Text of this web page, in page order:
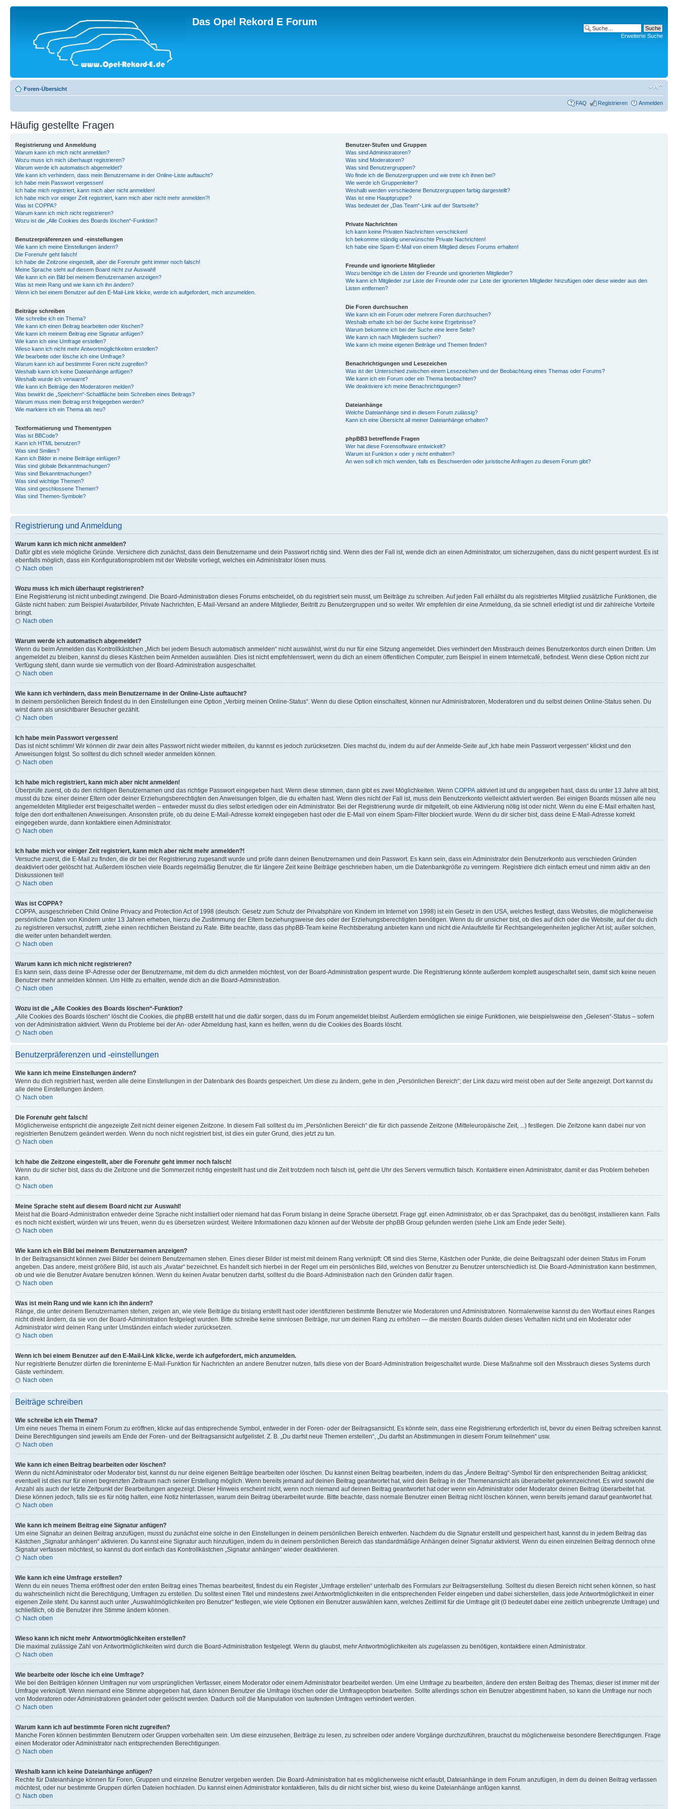
Das Opel Rekord E Forum
Erweiterte Suche
Foren-Übersicht
FAQ Registrieren Anmelden
Häufig gestellte Fragen
Registrierung und Anmeldung
Warum kann ich mich nicht anmelden?
Wozu muss ich mich überhaupt registrieren?
Warum werde ich automatisch abgemeldet?
Wie kann ich verhindern, dass mein Benutzername in der Online-Liste auftaucht?
Ich habe mein Passwort vergessen!
Ich habe mich registriert, kann mich aber nicht anmelden!
Ich habe mich vor einiger Zeit registriert, kann mich aber nicht mehr anmelden?!
Was ist COPPA?
Warum kann ich mich nicht registrieren?
Wozu ist die „Alle Cookies des Boards löschen“-Funktion?
Benutzerpräferenzen und -einstellungen
Wie kann ich meine Einstellungen ändern?
Die Forenuhr geht falsch!
Ich habe die Zeitzone eingestellt, aber die Forenuhr geht immer noch falsch!
Meine Sprache steht auf diesem Board nicht zur Auswahl!
Wie kann ich ein Bild bei meinem Benutzernamen anzeigen?
Was ist mein Rang und wie kann ich ihn ändern?
Wenn ich bei einem Benutzer auf den E-Mail-Link klicke, werde ich aufgefordert, mich anzumelden.
Beiträge schreiben
Wie schreibe ich ein Thema?
Wie kann ich einen Beitrag bearbeiten oder löschen?
Wie kann ich meinem Beitrag eine Signatur anfügen?
Wie kann ich eine Umfrage erstellen?
Wieso kann ich nicht mehr Antwortmöglichkeiten erstellen?
Wie bearbeite oder lösche ich eine Umfrage?
Warum kann ich auf bestimmte Foren nicht zugreifen?
Weshalb kann ich keine Dateianhänge anfügen?
Weshalb wurde ich verwarnt?
Wie kann ich Beiträge den Moderatoren melden?
Was bewirkt die „Speichern“-Schaltfläche beim Schreiben eines Beitrags?
Warum muss mein Beitrag erst freigegeben werden?
Wie markiere ich ein Thema als neu?
Textformatierung und Thementypen
Was ist BBCode?
Kann ich HTML benutzen?
Was sind Smilies?
Kann ich Bilder in meine Beiträge einfügen?
Was sind globale Bekanntmachungen?
Was sind Bekanntmachungen?
Was sind wichtige Themen?
Was sind geschlossene Themen?
Was sind Themen-Symbole?
Benutzer-Stufen und Gruppen
Was sind Administratoren?
Was sind Moderatoren?
Was sind Benutzergruppen?
Wo finde ich die Benutzergruppen und wie trete ich ihnen bei?
Wie werde ich Gruppenleiter?
Weshalb werden verschiedene Benutzergruppen farbig dargestellt?
Was ist eine Hauptgruppe?
Was bedeutet der „Das Team“-Link auf der Startseite?
Private Nachrichten
Ich kann keine Privaten Nachrichten verschicken!
Ich bekomme ständig unerwünschte Private Nachrichten!
Ich habe eine Spam-E-Mail von einem Mitglied dieses Forums erhalten!
Freunde und ignorierte Mitglieder
Wozu benötige ich die Listen der Freunde und ignorierten Mitglieder?
Wie kann ich Mitglieder zur Liste der Freunde oder zur Liste der ignorierten Mitglieder hinzufügen oder diese wieder aus den
Listen entfernen?
Die Foren durchsuchen
Wie kann ich ein Forum oder mehrere Foren durchsuchen?
Weshalb erhalte ich bei der Suche keine Ergebnisse?
Warum bekomme ich bei der Suche eine leere Seite?
Wie kann ich nach Mitgliedern suchen?
Wie kann ich meine eigenen Beiträge und Themen finden?
Benachrichtigungen und Lesezeichen
Was ist der Unterschied zwischen einem Lesezeichen und der Beobachtung eines Themas oder Forums?
Wie kann ich ein Forum oder ein Thema beobachten?
Wie deaktiviere ich meine Benachrichtigungen?
Dateianhänge
Welche Dateianhänge sind in diesem Forum zulässig?
Kann ich eine Übersicht all meiner Dateianhänge erhalten?
phpBB3 betreffende Fragen
Wer hat diese Forensoftware entwickelt?
Warum ist Funktion x oder y nicht enthalten?
An wen soll ich mich wenden, falls es Beschwerden oder juristische Anfragen zu diesem Forum gibt?
Registrierung und Anmeldung
Warum kann ich mich nicht anmelden?
Dafür gibt es viele mögliche Gründe. Versichere dich zunächst, dass dein Benutzername und dein Passwort richtig sind. Wenn dies der Fall ist, wende dich an einen Administrator, um sicherzugehen, dass du nicht gesperrt wurdest. Es ist
ebenfalls möglich, dass ein Konfigurationsproblem mit der Website vorliegt, welches ein Administrator lösen muss.
Nach oben
Wozu muss ich mich überhaupt registrieren?
Eine Registrierung ist nicht unbedingt zwingend. Die Board-Administration dieses Forums entscheidet, ob du registriert sein musst, um Beiträge zu schreiben. Auf jeden Fall erhältst du als registriertes Mitglied zusätzliche Funktionen, die
Gäste nicht haben: zum Beispiel Avatarbilder, Private Nachrichten, E-Mail-Versand an andere Mitglieder, Beitritt zu Benutzergruppen und so weiter. Wir empfehlen dir eine Anmeldung, da sie schnell erledigt ist und dir zahlreiche Vorteile
bringt.
Nach oben
Warum werde ich automatisch abgemeldet?
Wenn du beim Anmelden das Kontrollkästchen „Mich bei jedem Besuch automatisch anmelden“ nicht auswählst, wirst du nur für eine Sitzung angemeldet. Dies verhindert den Missbrauch deines Benutzerkontos durch einen Dritten. Um
angemeldet zu bleiben, kannst du dieses Kästchen beim Anmelden auswählen. Dies ist nicht empfehlenswert, wenn du dich an einem öffentlichen Computer, zum Beispiel in einem Internetcafé, befindest. Wenn diese Option nicht zur
Verfügung steht, dann wurde sie vermutlich von der Board-Administration ausgeschaltet.
Nach oben
Wie kann ich verhindern, dass mein Benutzername in der Online-Liste auftaucht?
In deinem persönlichen Bereich findest du in den Einstellungen eine Option „Verbirg meinen Online-Status“. Wenn du diese Option einschaltest, können nur Administratoren, Moderatoren und du selbst deinen Online-Status sehen. Du
wirst dann als unsichtbarer Besucher gezählt.
Nach oben
Ich habe mein Passwort vergessen!
Das ist nicht schlimm! Wir können dir zwar dein altes Passwort nicht wieder mitteilen, du kannst es jedoch zurücksetzen. Dies machst du, indem du auf der Anmelde-Seite auf „Ich habe mein Passwort vergessen“ klickst und den
Anweisungen folgst. So solltest du dich schnell wieder anmelden können.
Nach oben
Ich habe mich registriert, kann mich aber nicht anmelden!
Überprüfe zuerst, ob du den richtigen Benutzernamen und das richtige Passwort eingegeben hast. Wenn diese stimmen, dann gibt es zwei Möglichkeiten. Wenn COPPA aktiviert ist und du angegeben hast, dass du unter 13 Jahre alt bist,
musst du bzw. einer deiner Eltern oder deiner Erziehungsberechtigten den Anweisungen folgen, die du erhalten hast. Wenn dies nicht der Fall ist, muss dein Benutzerkonto vielleicht aktiviert werden. Bei einigen Boards müssen alle neu
angemeldeten Mitglieder erst freigeschaltet werden – entweder musst du dies selbst erledigen oder ein Administrator. Bei der Registrierung wurde dir mitgeteilt, ob eine Aktivierung nötig ist oder nicht. Wenn du eine E-Mail erhalten hast,
folge den dort enthaltenen Anweisungen. Ansonsten prüfe, ob du deine E-Mail-Adresse korrekt eingegeben hast oder die E-Mail von einem Spam-Filter blockiert wurde. Wenn du dir sicher bist, dass deine E-Mail-Adresse korrekt
eingegeben wurde, dann kontaktiere einen Administrator.
Nach oben
Ich habe mich vor einiger Zeit registriert, kann mich aber nicht mehr anmelden?!
Versuche zuerst, die E-Mail zu finden, die dir bei der Registrierung zugesandt wurde und prüfe dann deinen Benutzernamen und dein Passwort. Es kann sein, dass ein Administrator dein Benutzerkonto aus verschieden Gründen
deaktiviert oder gelöscht hat. Außerdem löschen viele Boards regelmäßig Benutzer, die für längere Zeit keine Beiträge geschrieben haben, um die Datenbankgröße zu verringern. Registriere dich einfach erneut und nimm aktiv an den
Diskussionen teil!
Nach oben
Was ist COPPA?
COPPA, ausgeschrieben Child Online Privacy and Protection Act of 1998 (deutsch: Gesetz zum Schutz der Privatsphäre von Kindern im Internet von 1998) ist ein Gesetz in den USA, welches festlegt, dass Websites, die möglicherweise
persönliche Daten von Kindern unter 13 Jahren erheben, hierzu die Zustimmung der Eltern beziehungsweise des oder der Erziehungsberechtigten benötigen. Wenn du dir unsicher bist, ob dies auf dich oder die Website, auf der du dich
zu registrieren versuchst, zutrifft, ziehe einen rechtlichen Beistand zu Rate. Bitte beachte, dass das phpBB-Team keine Rechtsberatung anbieten kann und nicht die Anlaufstelle für Rechtsangelegenheiten jeglicher Art ist; außer solchen,
die weiter unten behandelt werden.
Nach oben
Warum kann ich mich nicht registrieren?
Es kann sein, dass deine IP-Adresse oder der Benutzername, mit dem du dich anmelden möchtest, von der Board-Administration gesperrt wurde. Die Registrierung könnte außerdem komplett ausgeschaltet sein, damit sich keine neuen
Benutzer mehr anmelden können. Um Hilfe zu erhalten, wende dich an die Board-Administration.
Nach oben
Wozu ist die „Alle Cookies des Boards löschen“-Funktion?
„Alle Cookies des Boards löschen“ löscht die Cookies, die phpBB erstellt hat und die dafür sorgen, dass du im Forum angemeldet bleibst. Außerdem ermöglichen sie einige Funktionen, wie beispielsweise den „Gelesen“-Status – sofern
von der Administration aktiviert. Wenn du Probleme bei der An- oder Abmeldung hast, kann es helfen, wenn du die Cookies des Boards löscht.
Nach oben
Benutzerpräferenzen und -einstellungen
Wie kann ich meine Einstellungen ändern?
Wenn du dich registriert hast, werden alle deine Einstellungen in der Datenbank des Boards gespeichert. Um diese zu ändern, gehe in den „Persönlichen Bereich“; der Link dazu wird meist oben auf der Seite angezeigt. Dort kannst du
alle deine Einstellungen ändern.
Nach oben
Die Forenuhr geht falsch!
Möglicherweise entspricht die angezeigte Zeit nicht deiner eigenen Zeitzone. In diesem Fall solltest du im „Persönlichen Bereich“ die für dich passende Zeitzone (Mitteleuropäische Zeit, ...) festlegen. Die Zeitzone kann dabei nur von
registrierten Benutzern geändert werden. Wenn du noch nicht registriert bist, ist dies ein guter Grund, dies jetzt zu tun.
Nach oben
Ich habe die Zeitzone eingestellt, aber die Forenuhr geht immer noch falsch!
Wenn du dir sicher bist, dass du die Zeitzone und die Sommerzeit richtig eingestellt hast und die Zeit trotzdem noch falsch ist, geht die Uhr des Servers vermutlich falsch. Kontaktiere einen Administrator, damit er das Problem beheben
kann.
Nach oben
Meine Sprache steht auf diesem Board nicht zur Auswahl!
Meist hat die Board-Administration entweder deine Sprache nicht installiert oder niemand hat das Forum bislang in deine Sprache übersetzt. Frage ggf. einen Administrator, ob er das Sprachpaket, das du benötigst, installieren kann. Falls
es noch nicht existiert, würden wir uns freuen, wenn du es übersetzen würdest. Weitere Informationen dazu können auf der Website der phpBB Group gefunden werden (siehe Link am Ende jeder Seite).
Nach oben
Wie kann ich ein Bild bei meinem Benutzernamen anzeigen?
In der Beitragsansicht können zwei Bilder bei deinem Benutzernamen stehen. Eines dieser Bilder ist meist mit deinem Rang verknüpft: Oft sind dies Sterne, Kästchen oder Punkte, die deine Beitragszahl oder deinen Status im Forum
angeben. Das andere, meist größere Bild, ist auch als „Avatar“ bezeichnet. Es handelt sich hierbei in der Regel um ein persönliches Bild, welches von Benutzer zu Benutzer unterschiedlich ist. Die Board-Administration kann bestimmen,
ob und wie die Benutzer Avatare benutzen können. Wenn du keinen Avatar benutzen darfst, solltest du die Board-Administration nach den Gründen dafür fragen.
Nach oben
Was ist mein Rang und wie kann ich ihn ändern?
Ränge, die unter deinem Benutzernamen stehen, zeigen an, wie viele Beiträge du bislang erstellt hast oder identifizieren bestimmte Benutzer wie Moderatoren und Administratoren. Normalerweise kannst du den Wortlaut eines Ranges
nicht direkt ändern, da sie von der Board-Administration festgelegt wurden. Bitte schreibe keine sinnlosen Beiträge, nur um deinen Rang zu erhöhen — die meisten Boards dulden dieses Verhalten nicht und ein Moderator oder
Administrator wird deinen Rang unter Umständen einfach wieder zurücksetzen.
Nach oben
Wenn ich bei einem Benutzer auf den E-Mail-Link klicke, werde ich aufgefordert, mich anzumelden.
Nur registrierte Benutzer dürfen die foreninterne E-Mail-Funktion für Nachrichten an andere Benutzer nutzen, falls diese von der Board-Administration freigeschaltet wurde. Diese Maßnahme soll den Missbrauch dieses Systems durch
Gäste verhindern.
Nach oben
Beiträge schreiben
Wie schreibe ich ein Thema?
Um eine neues Thema in einem Forum zu eröffnen, klicke auf das entsprechende Symbol, entweder in der Foren- oder der Beitragsansicht. Es könnte sein, dass eine Registrierung erforderlich ist, bevor du einen Beitrag schreiben kannst.
Deine Berechtigungen sind jeweils am Ende der Foren- und der Beitragsansicht aufgelistet. Z. B. „Du darfst neue Themen erstellen“, „Du darfst an Abstimmungen in diesem Forum teilnehmen“ usw.
Nach oben
Wie kann ich einen Beitrag bearbeiten oder löschen?
Wenn du nicht Administrator oder Moderator bist, kannst du nur deine eigenen Beiträge bearbeiten oder löschen. Du kannst einen Beitrag bearbeiten, indem du das „Ändere Beitrag“-Symbol für den entsprechenden Beitrag anklickst;
eventuell ist dies nur für einen begrenzten Zeitraum nach seiner Erstellung möglich. Wenn bereits jemand auf deinen Beitrag geantwortet hat, wird dein Beitrag in der Themenansicht als überarbeitet gekennzeichnet. Es wird sowohl die
Anzahl als auch der letzte Zeitpunkt der Bearbeitungen angezeigt. Dieser Hinweis erscheint nicht, wenn noch niemand auf deinen Beitrag geantwortet hat oder wenn ein Administrator oder Moderator deinen Beitrag überarbeitet hat.
Diese können jedoch, falls sie es für nötig halten, eine Notiz hinterlassen, warum dein Beitrag überarbeitet wurde. Bitte beachte, dass normale Benutzer einen Beitrag nicht löschen können, wenn bereits jemand darauf geantwortet hat.
Nach oben
Wie kann ich meinem Beitrag eine Signatur anfügen?
Um eine Signatur an deinen Beitrag anzufügen, musst du zunächst eine solche in den Einstellungen in deinem persönlichen Bereich entwerfen. Nachdem du die Signatur erstellt und gespeichert hast, kannst du in jedem Beitrag das
Kästchen „Signatur anhängen“ aktivieren. Du kannst eine Signatur auch hinzufügen, indem du in deinem persönlichen Bereich das standardmäßige Anhängen deiner Signatur aktivierst. Wenn du einen einzelnen Beitrag dennoch ohne
Signatur verfassen möchtest, so kannst du dort einfach das Kontrollkästchen „Signatur anhängen“ wieder deaktivieren.
Nach oben
Wie kann ich eine Umfrage erstellen?
Wenn du ein neues Thema eröffnest oder den ersten Beitrag eines Themas bearbeitest, findest du ein Register „Umfrage erstellen“ unterhalb des Formulars zur Beitragserstellung. Solltest du diesen Bereich nicht sehen können, so hast
du wahrscheinlich nicht die Berechtigung, Umfragen zu erstellen. Du solltest einen Titel und mindestens zwei Antwortmöglichkeiten in die entsprechenden Felder eingeben und dabei sicherstellen, dass jede Antwortmöglichkeit in einer
eigenen Zeile steht. Du kannst auch unter „Auswahlmöglichkeiten pro Benutzer“ festlegen, wie viele Optionen ein Benutzer auswählen kann, welches Zeitlimit für die Umfrage gilt (0 bedeutet dabei eine zeitlich unbegrenzte Umfrage) und
schließlich, ob die Benutzer ihre Stimme ändern können.
Nach oben
Wieso kann ich nicht mehr Antwortmöglichkeiten erstellen?
Die maximal zulässige Zahl von Antwortmöglichkeiten wird durch die Board-Administration festgelegt. Wenn du glaubst, mehr Antwortmöglichkeiten als zugelassen zu benötigen, kontaktiere einen Administrator.
Nach oben
Wie bearbeite oder lösche ich eine Umfrage?
Wie bei den Beiträgen können Umfragen nur vom ursprünglichen Verfasser, einem Moderator oder einem Administrator bearbeitet werden. Um eine Umfrage zu bearbeiten, ändere den ersten Beitrag des Themas; dieser ist immer mit der
Umfrage verknüpft. Wenn niemand eine Stimme abgegeben hat, dann können Benutzer die Umfrage löschen oder die Umfrageoption bearbeiten. Sollte allerdings schon ein Benutzer abgestimmt haben, so kann die Umfrage nur noch
von Moderatoren oder Administratoren geändert oder gelöscht werden. Dadurch soll die Manipulation von laufenden Umfragen verhindert werden.
Nach oben
Warum kann ich auf bestimmte Foren nicht zugreifen?
Manche Foren können bestimmten Benutzern oder Gruppen vorbehalten sein. Um diese einzusehen, Beiträge zu lesen, zu schreiben oder andere Vorgänge durchzuführen, brauchst du möglicherweise besondere Berechtigungen. Frage
einen Moderator oder Administrator nach entsprechenden Berechtigungen.
Nach oben
Weshalb kann ich keine Dateianhänge anfügen?
Rechte für Dateianhänge können für Foren, Gruppen und einzelne Benutzer vergeben werden. Die Board-Administration hat es möglicherweise nicht erlaubt, Dateianhänge in dem Forum anzufügen, in dem du deinen Beitrag verfassen
möchtest, oder nur bestimmte Gruppen dürfen Dateien hochladen. Du kannst einen Administrator kontaktieren, falls du dir nicht sicher bist, wieso du keine Dateianhänge anfügen kannst.
Nach oben